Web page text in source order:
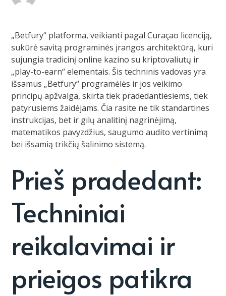
„Betfury“ platforma, veikianti pagal Curaçao licenciją,
sukūrė savitą programinės įrangos architektūrą, kuri
sujungia tradicinį online kazino su kriptovaliutų ir
„play-to-earn“ elementais. Šis techninis vadovas yra
išsamus „Betfury“ programėlės ir jos veikimo
principų apžvalga, skirta tiek pradedantiesiems, tiek
patyrusiems žaidėjams. Čia rasite ne tik standartines
instrukcijas, bet ir gilų analitinį nagrinėjimą,
matematikos pavyzdžius, saugumo audito vertinimą
bei išsamią trikčių šalinimo sistemą.
Prieš pradedant:
Techniniai
reikalavimai ir
prieigos patikra